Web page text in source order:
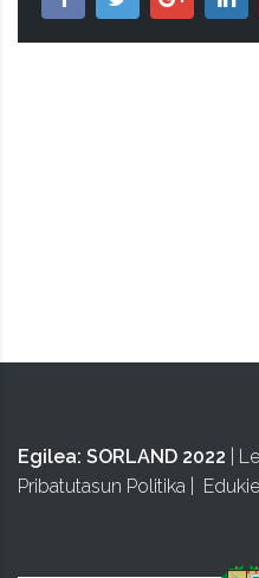
Egilea: SORLAND 2022
Pribatutasun Politika